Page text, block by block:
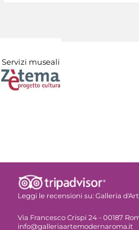
Servizi museali
Leggi le recensioni su: Galleria
Via Francesco Crispi 24 - 00187
info@galleriaartemodernaroma.it